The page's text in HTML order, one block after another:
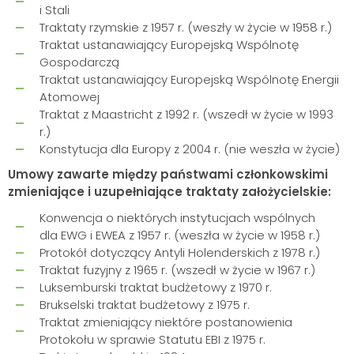
i Stali
Traktaty rzymskie z 1957 r. (weszły w życie w 1958 r.)
Traktat ustanawiający Europejską Wspólnotę
Gospodarczą
Traktat ustanawiający Europejską Wspólnotę Energii
Atomowej
Traktat z Maastricht z 1992 r. (wszedł w życie w 1993
r.)
Konstytucja dla Europy z 2004 r. (nie weszła w życie)
Umowy zawarte między państwami członkowskimi
zmieniające i uzupełniające traktaty założycielskie:
Konwencja o niektórych instytucjach wspólnych
dla EWG i EWEA z 1957 r. (weszła w życie w 1958 r.)
Protokół dotyczący Antyli Holenderskich z 1978 r.)
Traktat fuzyjny z 1965 r. (wszedł w życie w 1967 r.)
Luksemburski traktat budżetowy z 1970 r.
Brukselski traktat budżetowy z 1975 r.
Traktat zmieniający niektóre postanowienia
Protokołu w sprawie Statutu EBI z 1975 r.